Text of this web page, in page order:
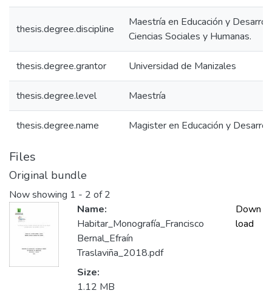
thesis.degree.discipline
Maestría en Educación y
Ciencias Sociales y Humanas.
thesis.degree.grantor Universidad de Manizales
thesis.degree.level Maestría
thesis.degree.name Magister en Educación y
Files
Original bundle
Now showing 1 - 2 of 2
Name:
Habitar_Monografía_Francisco
Bernal_Efraín
Traslaviña_2018.pdf
Size:
1.12 MB
Down
load